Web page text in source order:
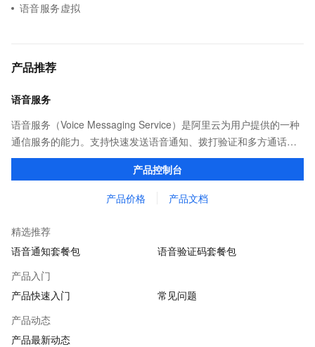
语音服务虚拟
产品推荐
语音服务
语音服务（Voice Messaging Service）是阿里云为用户提供的一种
通信服务的能力。支持快速发送语音通知、拨打验证和多方通话。
安全级别更高，难窃取。支持大容量、高并发，稳定可靠。
产品控制台
产品价格 产品文档
精选推荐
语音通知套餐包
语音验证码套餐包
产品入门
产品快速入门
常见问题
产品动态
产品最新动态